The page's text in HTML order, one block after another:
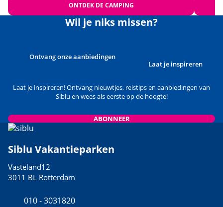
ONTDEK DE CAMPING
Wil je niks missen?
Ontvang onze aanbiedingen
Laat je inspireren
Laat je inspireren! Ontvang nieuwtjes, reistips en aanbiedingen van
Siblu en wees als eerste op de hoogte!
ABONNEER
Siblu Vakantieparken
Vasteland12
3011 BL Rotterdam
010 - 3031820